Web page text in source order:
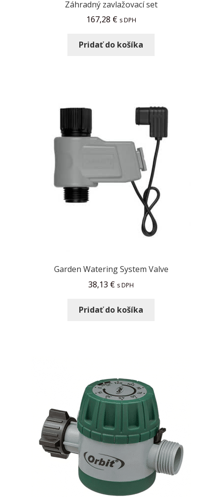
Záhradný zavlažovací set
167,28 € s DPH
Pridať do košíka
Garden Watering System Valve
38,13 € s DPH
Pridať do košíka